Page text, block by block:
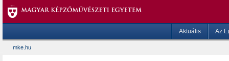
Aktuális Az
mke.hu